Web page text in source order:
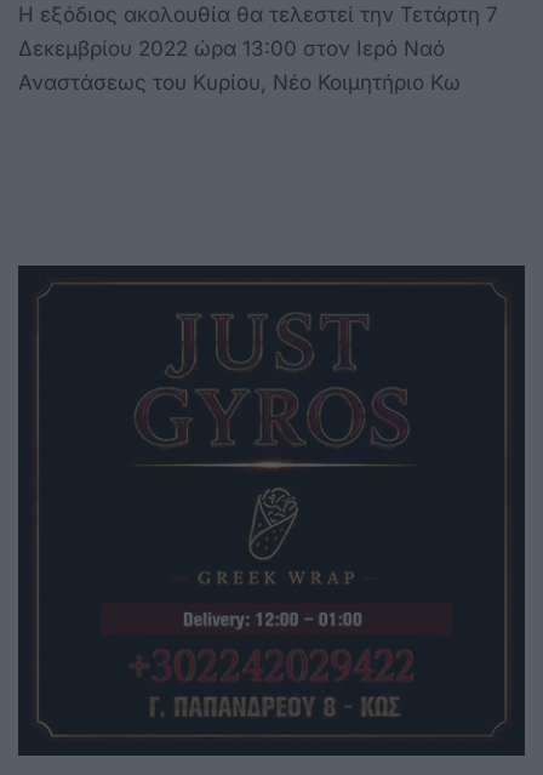
Η εξόδιος ακολουθία θα τελεστεί την Τετάρτη 7
Δεκεμβρίου 2022 ώρα 13:00 στον Ιερό Ναό
Αναστάσεως του Κυρίου, Νέο Κοιμητήριο Κω